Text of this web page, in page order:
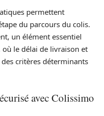
permettent
du parcours du colis.
un élément essentiel
le délai de livraison et
critères déterminants
avec Colissimo